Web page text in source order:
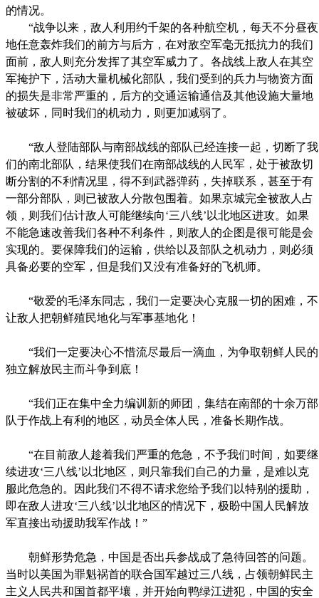
的情况。
“战争以来，敌人利用约千架的各种航空机，每天不分昼夜
地任意轰炸我们的前方与后方，在对敌空军毫无抵抗力的我们
面前，敌人则充分发挥了其空军威力了。各战线上敌人在其空
军掩护下，活动大量机械化部队，我们受到的兵力与物资方面
的损失是非常严重的，后方的交通运输通信及其他设施大量地
被破坏，同时我们的机动力，则更加减弱了。
“敌人登陆部队与南部战线的部队已经连接一起，切断了我
们的南北部队，结果使我们在南部战线的人民军，处于被敌切
断分割的不利情况里，得不到武器弹药，失掉联系，甚至于有
一部分部队，则已被敌人分散包围着。如果京城完全被敌人占
领，则我们估计敌人可能继续向‘三八线’以北地区进攻。如果
不能急速改善我们各种不利条件，则敌人的企图是很可能是会
实现的。要保障我们的运输，供给以及部队之机动力，则必须
具备必要的空军，但是我们又没有准备好的飞机师。
“敬爱的毛泽东同志，我们一定要决心克服一切的困难，不
让敌人把朝鲜殖民地化与军事基地化！
“我们一定要决心不惜流尽最后一滴血，为争取朝鲜人民的
独立解放民主而斗争到底！
“我们正在集中全力编训新的师团，集结在南部的十余万部
队于作战上有利的地区，动员全体人民，准备长期作战。
“在目前敌人趁着我们严重的危急，不予我们时间，如要继
续进攻‘三八线’以北地区，则只靠我们自己的力量，是难以克
服此危急的。因此我们不得不请求您给予我们以特别的援助，
即在敌人进攻‘三八线’以北地区的情况下，极盼中国人民解放
军直接出动援助我军作战！”
朝鲜形势危急，中国是否出兵参战成了急待回答的问题。
当时以美国为罪魁祸首的联合国军越过三八线，占领朝鲜民主
主义人民共和国首都平壤，并开始向鸭绿江进犯，中国的安全